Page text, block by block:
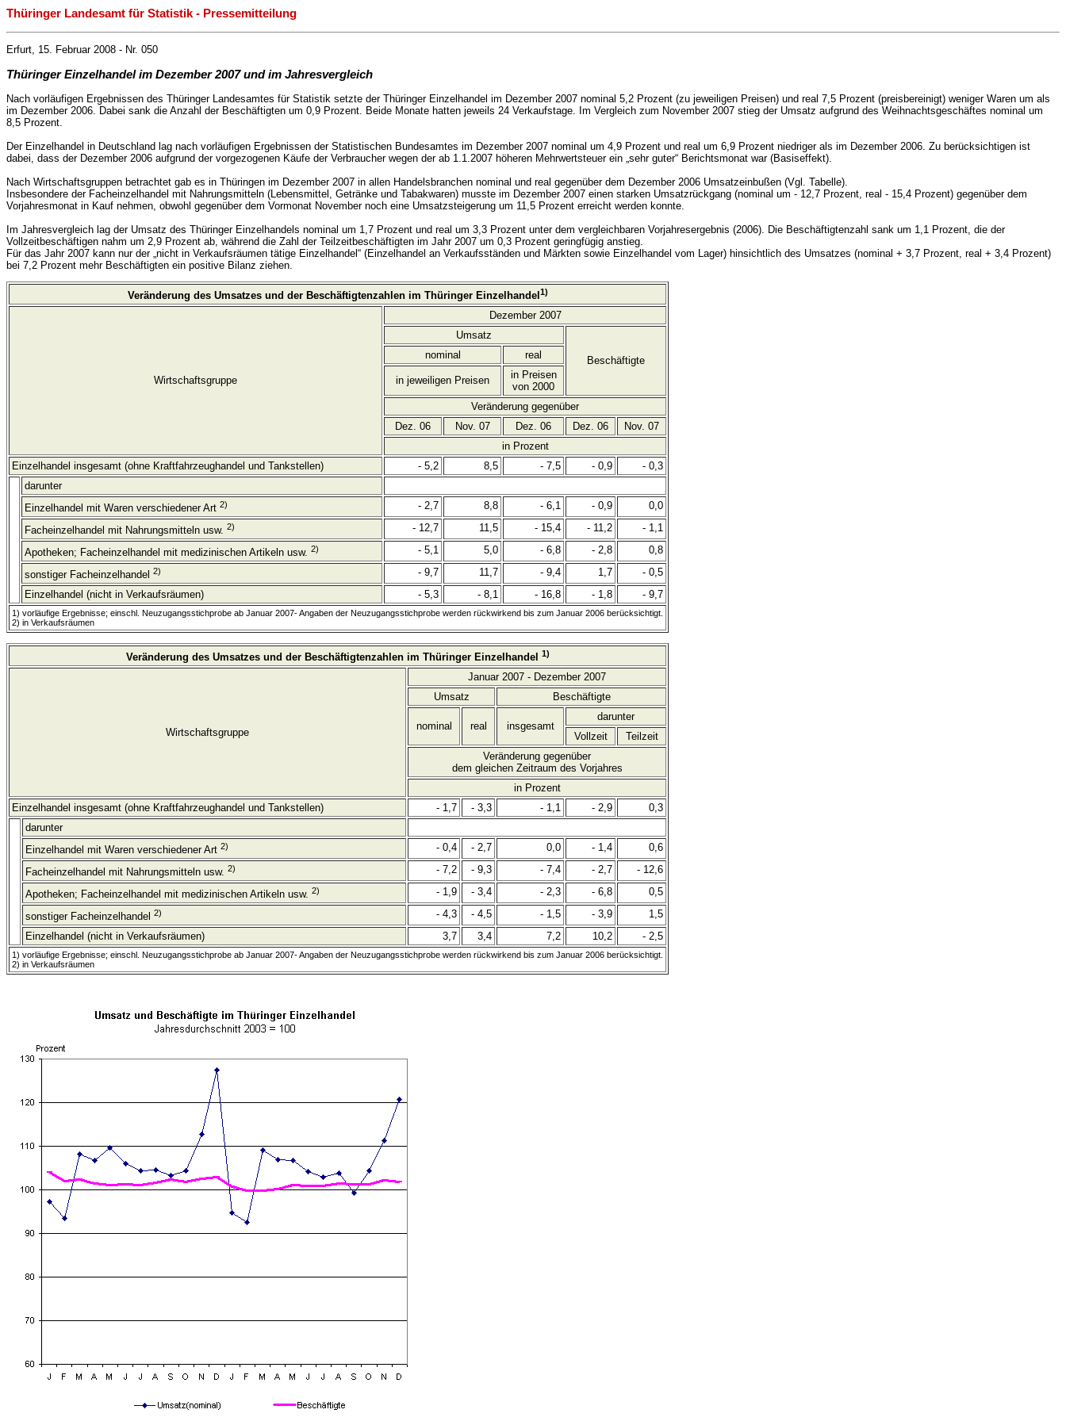
Thüringer Landesamt für Statistik - Pressemitteilung
Erfurt, 15. Februar 2008 - Nr. 050
Thüringer Einzelhandel im Dezember 2007 und im Jahresvergleich
Nach vorläufigen Ergebnissen des Thüringer Landesamtes für Statistik setzte der Thüringer Einzelhandel im Dezember 2007 nominal 5,2 Prozent (zu jeweiligen Preisen) und real 7,5 Prozent (preisbereinigt) weniger Waren um als
im Dezember 2006. Dabei sank die Anzahl der Beschäftigten um 0,9 Prozent. Beide Monate hatten jeweils 24 Verkaufstage. Im Vergleich zum November 2007 stieg der Umsatz aufgrund des Weihnachtsgeschäftes nominal um
8,5 Prozent.
Der Einzelhandel in Deutschland lag nach vorläufigen Ergebnissen der Statistischen Bundesamtes im Dezember 2007 nominal um 4,9 Prozent und real um 6,9 Prozent niedriger als im Dezember 2006. Zu berücksichtigen ist
dabei, dass der Dezember 2006 aufgrund der vorgezogenen Käufe der Verbraucher wegen der ab 1.1.2007 höheren Mehrwertsteuer ein „sehr guter“ Berichtsmonat war (Basiseffekt).
Nach Wirtschaftsgruppen betrachtet gab es in Thüringen im Dezember 2007 in allen Handelsbranchen nominal und real gegenüber dem Dezember 2006 Umsatzeinbußen (Vgl. Tabelle).
Insbesondere der Facheinzelhandel mit Nahrungsmitteln (Lebensmittel, Getränke und Tabakwaren) musste im Dezember 2007 einen starken Umsatzrückgang (nominal um - 12,7 Prozent, real - 15,4 Prozent) gegenüber dem
Vorjahresmonat in Kauf nehmen, obwohl gegenüber dem Vormonat November noch eine Umsatzsteigerung um 11,5 Prozent erreicht werden konnte.
Im Jahresvergleich lag der Umsatz des Thüringer Einzelhandels nominal um 1,7 Prozent und real um 3,3 Prozent unter dem vergleichbaren Vorjahresergebnis (2006). Die Beschäftigtenzahl sank um 1,1 Prozent, die der
Vollzeitbeschäftigen nahm um 2,9 Prozent ab, während die Zahl der Teilzeitbeschäftigten im Jahr 2007 um 0,3 Prozent geringfügig anstieg.
Für das Jahr 2007 kann nur der „nicht in Verkaufsräumen tätige Einzelhandel“ (Einzelhandel an Verkaufsständen und Märkten sowie Einzelhandel vom Lager) hinsichtlich des Umsatzes (nominal + 3,7 Prozent, real + 3,4 Prozent)
bei 7,2 Prozent mehr Beschäftigten ein positive Bilanz ziehen.
Veränderung des Umsatzes und der Beschäftigtenzahlen im Thüringer Einzelhandel 1)
Wirtschaftsgruppe
Dezember 2007
Umsatz
Beschäftigte
nominal real
in jeweiligen Preisen
in Preisen
von 2000
Veränderung gegenüber
Dez. 06
Nov. 07 Dez. 06 Dez. 06
Nov. 07
in Prozent
Einzelhandel insgesamt (ohne Kraftfahrzeughandel und Tankstellen)
- 5,2 8,5 - 7,5 - 0,9
- 0,3
darunter
Einzelhandel mit Waren verschiedener Art 2) - 2,7 8,8 - 6,1 - 0,9 0,0
Facheinzelhandel mit Nahrungsmitteln usw. 2) - 12,7 11,5 - 15,4 - 11,2 - 1,1
Apotheken; Facheinzelhandel mit medizinischen Artikeln usw. 2) - 5,1 5,0 - 6,8 - 2,8 0,8
sonstiger Facheinzelhandel 2) - 9,7 11,7 - 9,4 1,7
- 0,5
Einzelhandel (nicht in Verkaufsräumen)
- 5,3 - 8,1 - 16,8 - 1,8 - 9,7
1) vorläufige Ergebnisse; einschl. Neuzugangsstichprobe ab Januar 2007- Angaben der Neuzugangsstichprobe werden rückwirkend bis zum Januar 2006 berücksichtigt.
2) in Verkaufsräumen
Veränderung des Umsatzes und der Beschäftigtenzahlen im Thüringer Einzelhandel 1)
Wirtschaftsgruppe
Januar 2007 - Dezember 2007
Umsatz
Beschäftigte
nominal real insgesamt
darunter
Vollzeit
Teilzeit
Veränderung gegenüber
dem gleichen Zeitraum des Vorjahres
in Prozent
Einzelhandel insgesamt (ohne Kraftfahrzeughandel und Tankstellen)
- 1,7 - 3,3 - 1,1 - 2,9
0,3
darunter
Einzelhandel mit Waren verschiedener Art 2) - 0,4 - 2,7 0,0 - 1,4 0,6
Facheinzelhandel mit Nahrungsmitteln usw. 2) - 7,2 - 9,3 - 7,4 - 2,7 - 12,6
Apotheken; Facheinzelhandel mit medizinischen Artikeln usw. 2) - 1,9 - 3,4 - 2,3 - 6,8 0,5
sonstiger Facheinzelhandel 2) - 4,3 - 4,5 - 1,5 - 3,9
1,5
Einzelhandel (nicht in Verkaufsräumen)
3,7 3,4 7,2 10,2 - 2,5
1) vorläufige Ergebnisse; einschl. Neuzugangsstichprobe ab Januar 2007- Angaben der Neuzugangsstichprobe werden rückwirkend bis zum Januar 2006 berücksichtigt.
2) in Verkaufsräumen